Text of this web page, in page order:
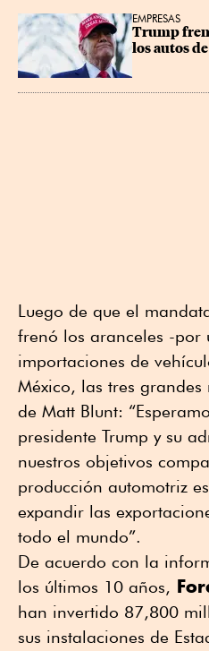
EMPRESAS
Trump
los autos
Luego de que el
frenó los aranceles -por
importaciones de
México, las tres
de Matt Blunt:
presidente Trump y su
nuestros objetivos
producción automotriz
expandir las
todo el mundo”.
De acuerdo con la
los últimos 10 años,
han invertido 87,800
sus instalaciones de